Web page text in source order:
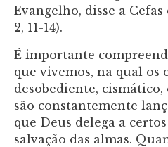
Evangelho, disse a
2, 11-14).
É importante
que vivemos, na qual os
desobediente,
são constantemente
que Deus delega a
salvação das almas.